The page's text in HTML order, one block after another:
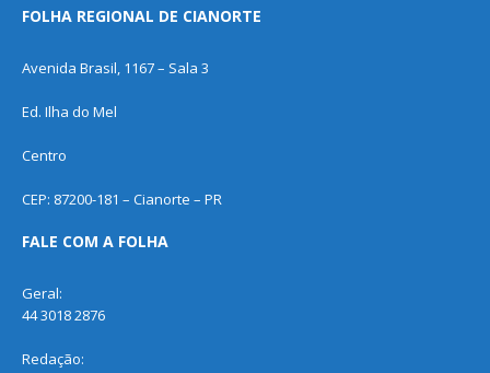
FOLHA REGIONAL DE CIANORTE
Avenida Brasil, 1167 – Sala 3
Ed. Ilha do Mel
Centro
CEP: 87200-181 – Cianorte – PR
FALE COM A FOLHA
Geral:
44 3018 2876
Redação: